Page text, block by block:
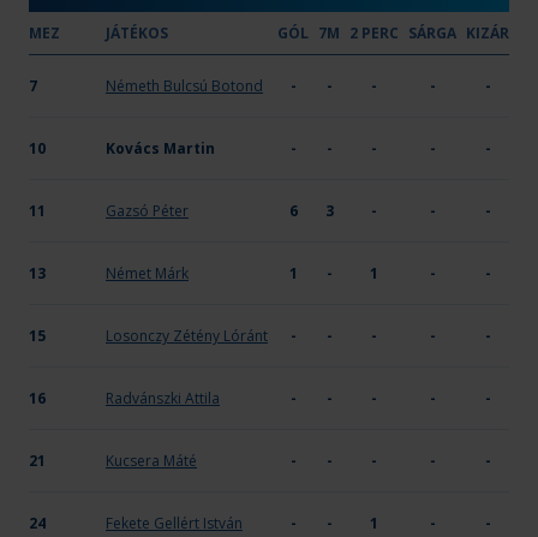
MEZ JÁTÉKOS GÓL 7M 2 PERC SÁRGA KIZÁR
7 Németh Bulcsú Botond - - - - -
10 Kovács Martin - - - - -
11 Gazsó Péter 6 3 - - -
13 Német Márk 1 - 1 - -
15 Losonczy Zétény Lóránt - - - - -
16 Radvánszki Attila - - - - -
21 Kucsera Máté - - - - -
24 Fekete Gellért István - - 1 - -